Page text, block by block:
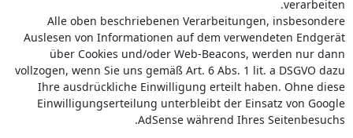
verarbeiten.
Alle oben beschriebenen Verarbeitungen, insbesondere
Auslesen von Informationen auf dem verwendeten Endgerät
über Cookies und/oder Web-Beacons, werden nur dann
vollzogen, wenn Sie uns gemäß Art. 6 Abs. 1 lit. a DSGVO dazu
Ihre ausdrückliche Einwilligung erteilt haben. Ohne diese
Einwilligungserteilung unterbleibt der Einsatz von Google
AdSense während Ihres Seitenbesuchs.